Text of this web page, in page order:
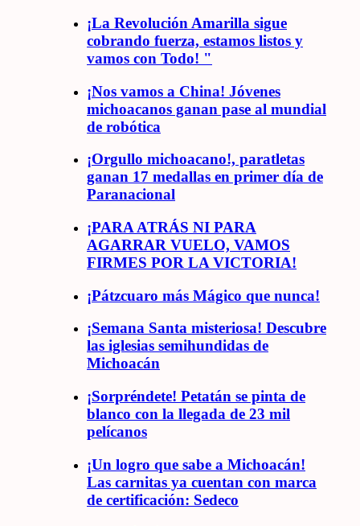
¡La Revolución Amarilla sigue
cobrando fuerza, estamos listos y
vamos con Todo! "
¡Nos vamos a China! Jóvenes
michoacanos ganan pase al mundial
de robótica
¡Orgullo michoacano!, paratletas
ganan 17 medallas en primer día de
Paranacional
¡PARA ATRÁS NI PARA
AGARRAR VUELO, VAMOS
FIRMES POR LA VICTORIA!
¡Pátzcuaro más Mágico que nunca!
¡Semana Santa misteriosa! Descubre
las iglesias semihundidas de
Michoacán
¡Sorpréndete! Petatán se pinta de
blanco con la llegada de 23 mil
pelícanos
¡Un logro que sabe a Michoacán!
Las carnitas ya cuentan con marca
de certificación: Sedeco